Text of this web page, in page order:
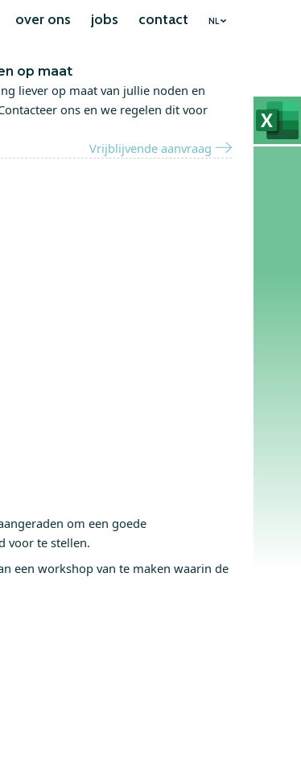
over ons jobs contact NL
op maat
liever op maat van jullie noden en
ons en we regelen dit voor
Vrijblijvende aanvraag
om een goede
voor te stellen.
een workshop van te maken waarin de